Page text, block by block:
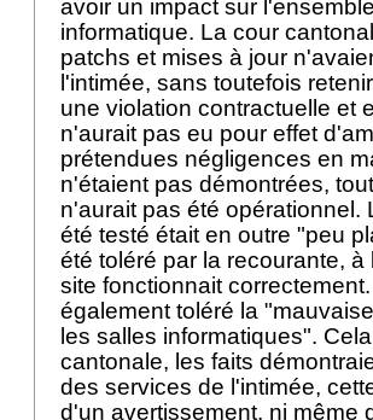
avoir un impact sur
informatique. La cour
patchs et mises à jour
l'intimée, sans toutefois
une violation contractuelle et
n'aurait pas eu pour effet
prétendues négligences en
n'étaient pas démontrées,
n'aurait pas été opérationnel.
été testé était en outre "peu
été toléré par la recourante,
site fonctionnait
également toléré la
les salles informatiques".
cantonale, les faits
des services de l'intimée,
d'un avertissement, ni même